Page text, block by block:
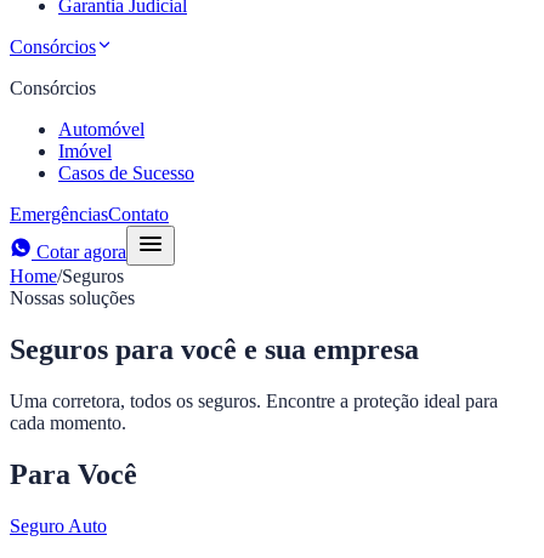
Garantia Judicial
Consórcios
Consórcios
Automóvel
Imóvel
Casos de Sucesso
EmergênciasContato
Cotar agora
Home/Seguros
Nossas soluções
Seguros para você e sua empresa
Uma corretora, todos os seguros. Encontre a proteção ideal para
cada momento.
Para Você
Seguro Auto